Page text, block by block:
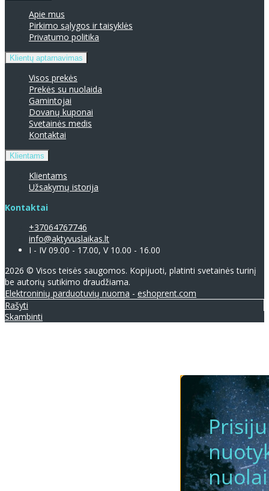
Apie mus
Pirkimo sąlygos ir taisyklės
Privatumo politika
Klientų aptarnavimas
Visos prekės
Prekės su nuolaida
Gamintojai
Dovanų kuponai
Svetainės medis
Kontaktai
Klientams
Klientams
Užsakymų istorija
Kontaktai
+37064767746
info@aktyvuslaikas.lt
I - IV 09.00 - 17.00, V 10.00 - 16.00
2026 © Visos teisės saugomos. Kopijuoti, platinti svetainės turinį
be autorių sutikimo draudžiama.
Elektroninių parduotuvių nuoma - eshoprent.com
Rašyti
Skambinti